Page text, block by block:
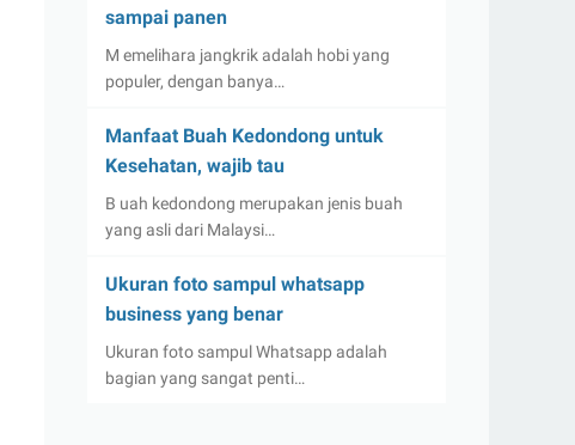
sampai panen
M emelihara jangkrik adalah hobi yang
populer, dengan banya…
Manfaat Buah Kedondong untuk
Kesehatan, wajib tau
B uah kedondong merupakan jenis buah
yang asli dari Malaysi…
Ukuran foto sampul whatsapp
business yang benar
Ukuran foto sampul Whatsapp adalah
bagian yang sangat penti…